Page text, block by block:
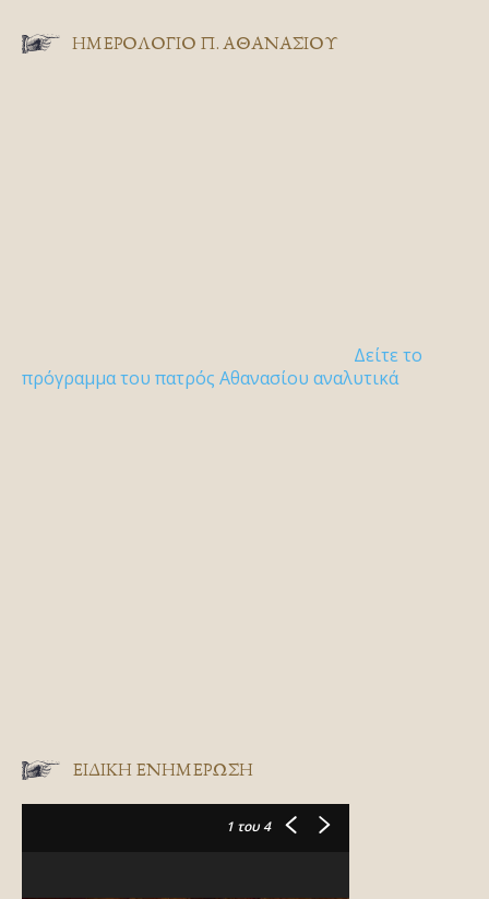
ΗΜΕΡΟΛΟΓΙΟ Π. ΑΘΑΝΑΣΙΟΥ
Δείτε το
πρόγραμμα του πατρός Αθανασίου αναλυτικά
ΕΙΔΙΚΉ ΕΝΗΜΈΡΩΣΗ
1 του 4